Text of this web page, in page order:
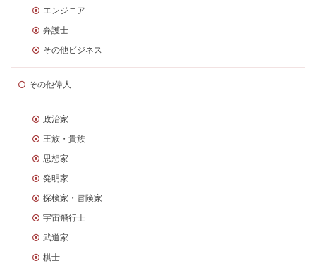
エンジニア
弁護士
その他ビジネス
その他偉人
政治家
王族・貴族
思想家
発明家
探検家・冒険家
宇宙飛行士
武道家
棋士